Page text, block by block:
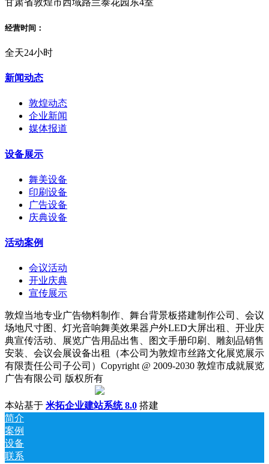
甘肃省敦煌市西域路兰泰花园东4室
经营时间：
全天24小时
新闻动态
敦煌动态
企业新闻
媒体报道
设备展示
舞美设备
印刷设备
广告设备
庆典设备
活动案例
会议活动
开业庆典
宣传展示
敦煌当地专业广告物料制作、舞台背景板搭建制作公司、会议
场地尺寸图、灯光音响舞美效果器户外LED大屏出租、开业庆
典宣传活动、展览广告用品出售、图文手册印刷、雕刻品销售
安装、会议会展设备出租（本公司为敦煌市丝路文化展览展示
有限责任公司子公司）Copyright @ 2009-2030 敦煌市成就展览
广告有限公司 版权所有
本站基于 米拓企业建站系统 8.0 搭建
简介
案例
设备
联系